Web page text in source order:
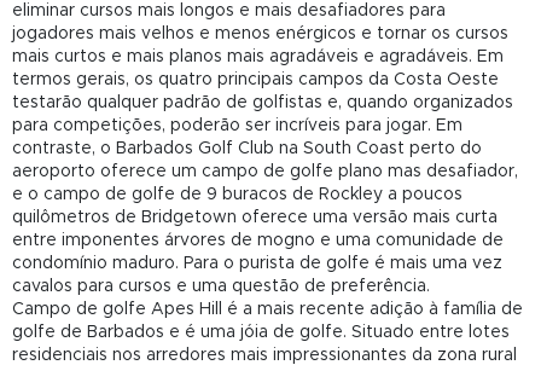
eliminar cursos mais longos e mais desafiadores para
jogadores mais velhos e menos enérgicos e tornar os cursos
mais curtos e mais planos mais agradáveis ​​e agradáveis. Em
termos gerais, os quatro principais campos da Costa Oeste
testarão qualquer padrão de golfistas e, quando organizados
para competições, poderão ser incríveis para jogar. Em
contraste, o Barbados Golf Club na South Coast perto do
aeroporto oferece um campo de golfe plano mas desafiador,
e o campo de golfe de 9 buracos de Rockley a poucos
quilômetros de Bridgetown oferece uma versão mais curta
entre imponentes árvores de mogno e uma comunidade de
condomínio maduro. Para o purista de golfe é mais uma vez
cavalos para cursos e uma questão de preferência.
Campo de golfe Apes Hill é a mais recente adição à família de
golfe de Barbados e é uma jóia de golfe. Situado entre lotes
residenciais nos arredores mais impressionantes da zona rural